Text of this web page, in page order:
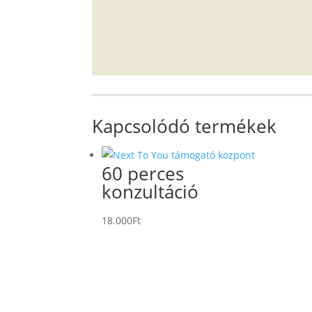
Kapcsolódó termékek
60 perces
konzultáció
18.000Ft